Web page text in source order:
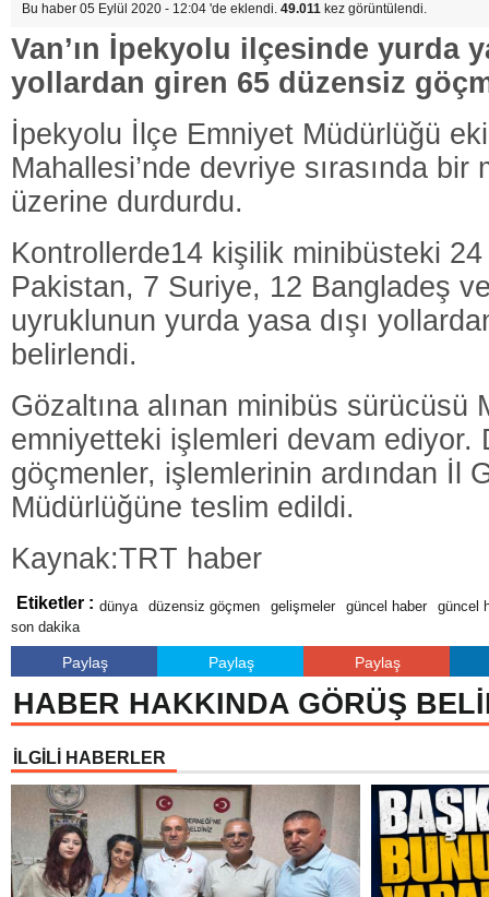
Bu haber 05 Eylül 2020 - 12:04 'de eklendi. 49.011 kez görüntülendi.
Van’ın İpekyolu ilçesinde yurda
yollardan giren 65 düzensiz
İpekyolu İlçe Emniyet Müdürlüğü
Mahallesi’nde devriye sırasında bir
üzerine durdurdu.
Kontrollerde14 kişilik minibüsteki
Pakistan, 7 Suriye, 12 Bangladeş
uyruklunun yurda yasa dışı
belirlendi.
Gözaltına alınan minibüs sürücüsü
emniyetteki işlemleri devam ediyor.
göçmenler, işlemlerinin ardından İl
Müdürlüğüne teslim edildi.
Kaynak:TRT haber
Etiketler : dünya düzensiz göçmen gelişmeler güncel haber
güncel
son dakika
Paylaş Paylaş Paylaş
HABER HAKKINDA GÖRÜŞ
İLGİLİ HABERLER